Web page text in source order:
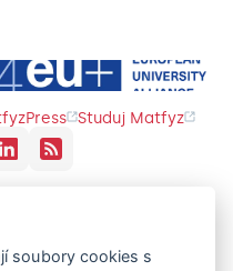
Studuj Matfyz
soubory cookies s